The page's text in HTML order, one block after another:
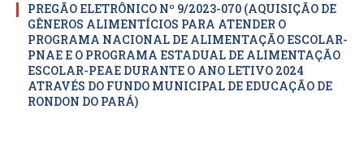
PREGÃO ELETRÔNICO Nº 9/2023-070 (AQUISIÇÃO DE
GÊNEROS ALIMENTÍCIOS PARA ATENDER O
PROGRAMA NACIONAL DE ALIMENTAÇÃO ESCOLAR-
PNAE E O PROGRAMA ESTADUAL DE ALIMENTAÇÃO
ESCOLAR-PEAE DURANTE O ANO LETIVO 2024
ATRAVÉS DO FUNDO MUNICIPAL DE EDUCAÇÃO DE
RONDON DO PARÁ)